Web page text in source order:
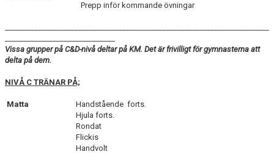
Prepp inför kommande övningar
Vissa grupper på C&D-nivå deltar på KM. Det är frivilligt för gymnasterna att
delta på dem.
NIVÅ C TRÄNAR PÅ;
Matta
Handstående forts.
Hjula forts.
Rondat
Flickis
Handvolt